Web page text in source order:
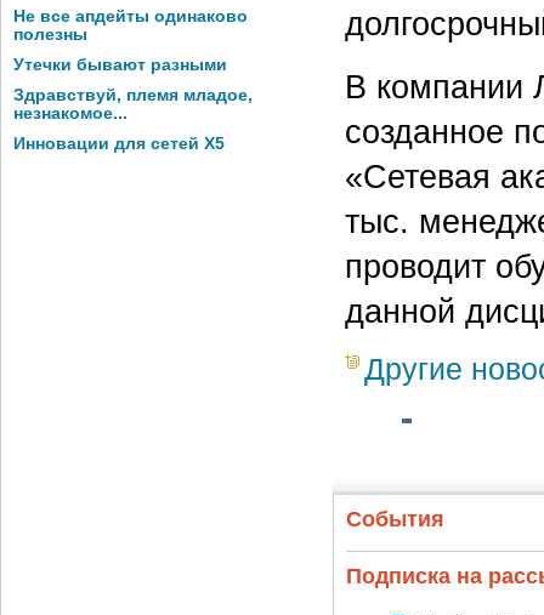
Не все апдейты одинаково
полезны
Утечки бывают разными
Здравствуй, племя младое,
незнакомое...
Инновации для сетей X5
В компании
созданное
«Сетевая
тыс.
проводит
данной
Другие
События
Подписка на